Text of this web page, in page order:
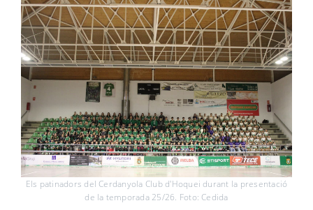
Els patinadors del Cerdanyola Club d'Hoquei durant la presentació
de la temporada 25/26. Foto: Cedida